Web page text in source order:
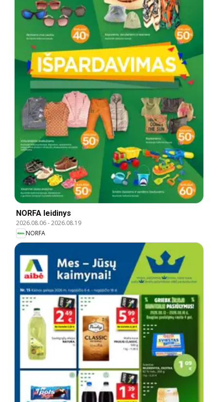
NORFA leidinys
2026.08.06-2026.08.19
NORFA